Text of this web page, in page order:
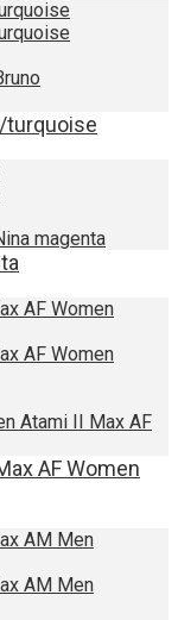
turquoise
magenta
Atami II Max AF
AF Women